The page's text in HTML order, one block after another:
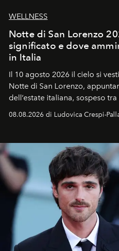
WELLNESS
Notte di San Lorenzo
significato e dove
in Italia
Il 10 agosto 2026 il cielo si
Notte di San Lorenzo,
dell’estate italiana, sospeso
Sarà il momento in cui gli
celeste per seguire il
all’universo i desideri più
08.08.2026 di Ludovica Crespi-